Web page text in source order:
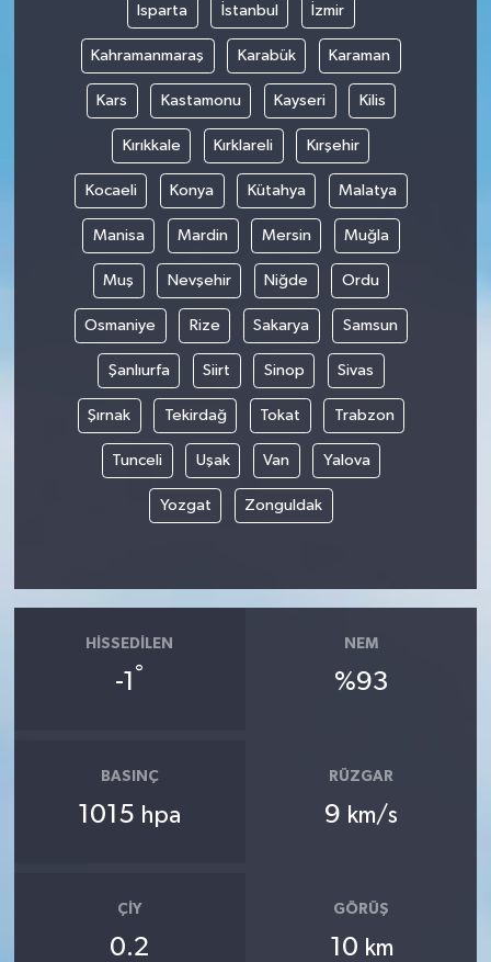
Isparta İstanbul İzmir
Kahramanmaraş Karabük Karaman
Kars Kastamonu Kayseri Kilis
Kırıkkale Kırklareli Kırşehir
Kocaeli Konya Kütahya Malatya
Manisa Mardin Mersin Muğla
Muş Nevşehir Niğde Ordu
Osmaniye Rize Sakarya Samsun
Şanlıurfa Siirt Sinop Sivas
Şırnak Tekirdağ Tokat Trabzon
Tunceli Uşak Van Yalova
Yozgat Zonguldak
HISSEDILEN
-1 °
NEM
%93
BASINÇ
1015 hpa
RÜZGAR
9 km/s
ÇIY
0.2
GÖRÜŞ
10 km